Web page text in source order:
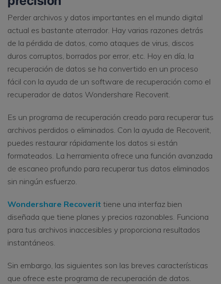
Perder archivos y datos importantes en el mundo digital
actual es bastante aterrador. Hay varias razones detrás
de la pérdida de datos, como ataques de virus, discos
duros corruptos, borrados por error, etc. Hoy en día, la
recuperación de datos se ha convertido en un proceso
fácil con la ayuda de un software de recuperación como el
recuperador de datos Wondershare Recoverit.
Es un programa de recuperación creado para recuperar tus
archivos perdidos o eliminados. Con la ayuda de Recoverit,
puedes restaurar rápidamente los datos si están
formateados. La herramienta ofrece una función avanzada
de escaneo profundo para recuperar tus datos eliminados
sin ningún esfuerzo.
Wondershare Recoverit tiene una interfaz bien
diseñada que tiene planes y precios razonables. Funciona
para tus archivos inaccesibles y proporciona resultados
instantáneos.
Sin embargo, las siguientes son las breves características
que ofrece este programa de recuperación de datos.